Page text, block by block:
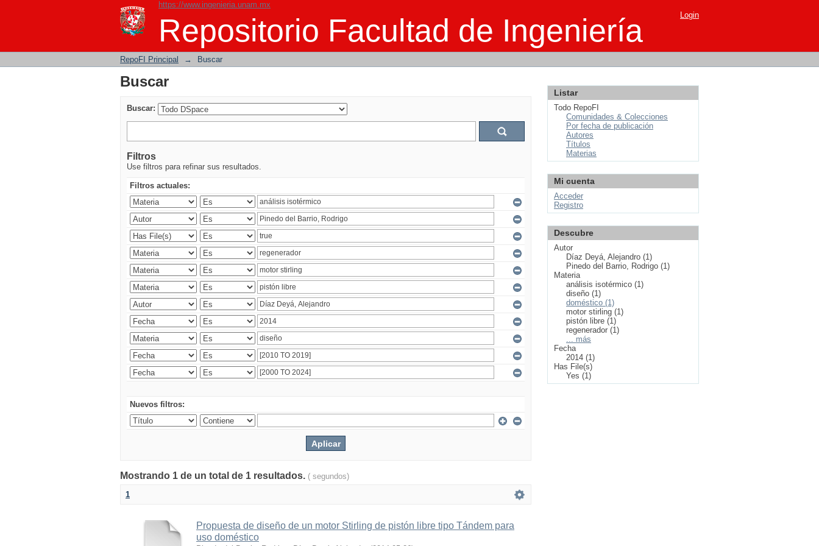
https://www.ingenieria.unam.mx
Repositorio Facultad de Ingeniería
Buscar Login
RepoFI Principal → Buscar
Buscar
Buscar:
Filtros
Use filtros para refinar sus resultados.
Filtros actuales:
Nuevos filtros:
Mostrando 1 de un total de 1 resultados. ( segundos)
1
Propuesta de diseño de un motor Stirling de pistón libre tipo Tándem para
uso doméstico
Listar
Todo RepoFI
Comunidades & Colecciones
Por fecha de publicación
Autores
Títulos
Materias
Mi cuenta
Acceder
Registro
Descubre
Autor
Díaz Deyá, Alejandro (1)
Pinedo del Barrio, Rodrigo (1)
Materia
análisis isotérmico (1)
diseño (1)
doméstico (1)
motor stirling (1)
pistón libre (1)
regenerador (1)
... más
Fecha
2014 (1)
Has File(s)
Yes (1)